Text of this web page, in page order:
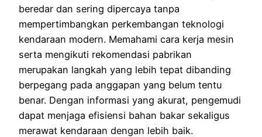
beredar dan sering dipercaya tanpa
mempertimbangkan perkembangan teknologi
kendaraan modern. Memahami cara kerja mesin
serta mengikuti rekomendasi pabrikan
merupakan langkah yang lebih tepat dibanding
berpegang pada anggapan yang belum tentu
benar. Dengan informasi yang akurat, pengemudi
dapat menjaga efisiensi bahan bakar sekaligus
merawat kendaraan dengan lebih baik.